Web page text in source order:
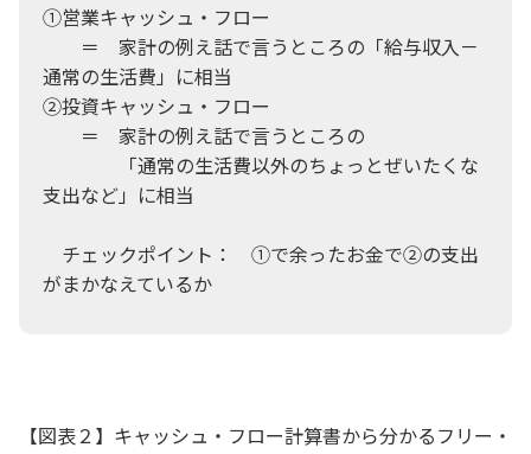
①営業キャッシュ・フロー
＝ 家計の例え話で言うところの「給与収入－
通常の生活費」に相当
②投資キャッシュ・フロー
＝ 家計の例え話で言うところの
「通常の生活費以外のちょっとぜいたくな
支出など」に相当
チェックポイント： ①で余ったお金で②の支出
がまかなえているか
【図表２】キャッシュ・フロー計算書から分かるフリー・